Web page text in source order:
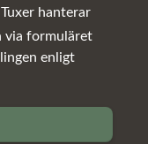
hanterar
via formuläret
enligt